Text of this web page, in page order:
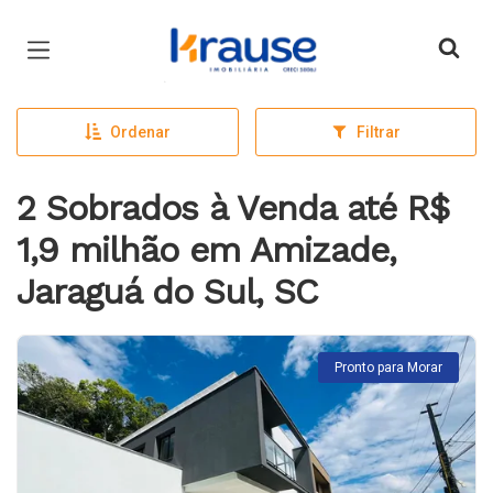
Página inicial
Ordenar Filtrar
2 Sobrados à Venda até R$
1,9 milhão em Amizade,
Jaraguá do Sul, SC
Pronto para Morar